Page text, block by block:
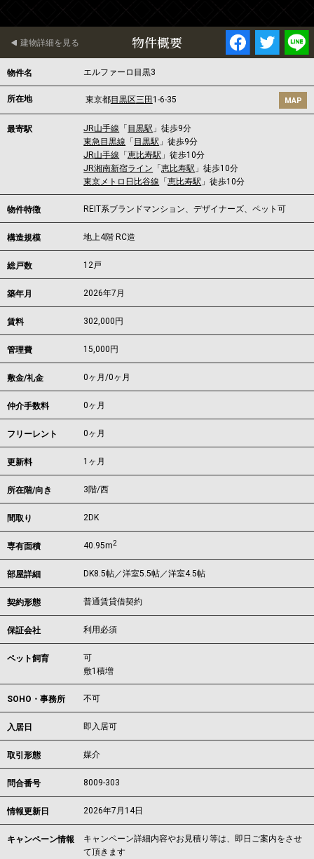
物件概要
建物詳細を見る
物件名 エルファーロ目黒3
所在地 東京都目黒区三田 1-6-35 MAP
最寄駅 JR山手線 「 目黒駅 」徒歩9分
東急目黒線 「 目黒駅 」徒歩9分
JR山手線 「恵比寿駅 」徒歩10分
JR湘南新宿ライン 「恵比寿駅 」徒歩10分
東京メトロ日比谷線 「恵比寿駅 」徒歩10分
物件特徴 REIT系ブランドマンション、デザイナーズ、ペット可
構造規模 地上4階 RC造
総戸数 12戸
築年月 2026年7月
賃料 302,000 円
管理費 15,000円
敷金/礼金 0ヶ月/0ヶ月
仲介手数料 0ヶ月
フリーレント 0ヶ月
更新料 1ヶ月
所在階/向き 3階/西
間取り 2DK
専有面積 40.95m2
部屋詳細 DK8.5帖／洋室5.5帖／洋室4.5帖
契約形態 普通賃貸借契約
保証会社 利用必須
ペット飼育
可
敷1積増
SOHO・事務所 不可
入居日 即入居可
取引形態 媒介
問合番号 8009-303
情報更新日 2026年7月14日
キャンペーン情報
キャンペーン詳細内容やお見積り等は、即日ご案内をさせ
て頂きます